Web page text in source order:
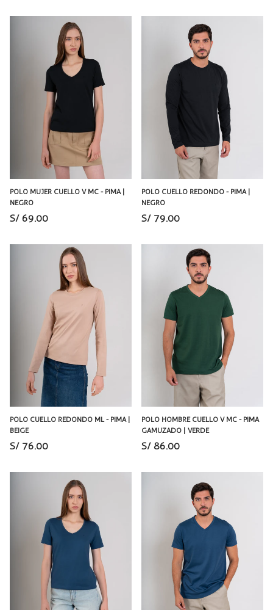
POLO MUJER CUELLO V MC - PIMA |
NEGRO
S/ 69.00
POLO CUELLO REDONDO - PIMA |
NEGRO
S/ 79.00
POLO CUELLO REDONDO ML - PIMA |
BEIGE
S/ 76.00
POLO HOMBRE CUELLO V MC - PIMA
GAMUZADO | VERDE
S/ 86.00